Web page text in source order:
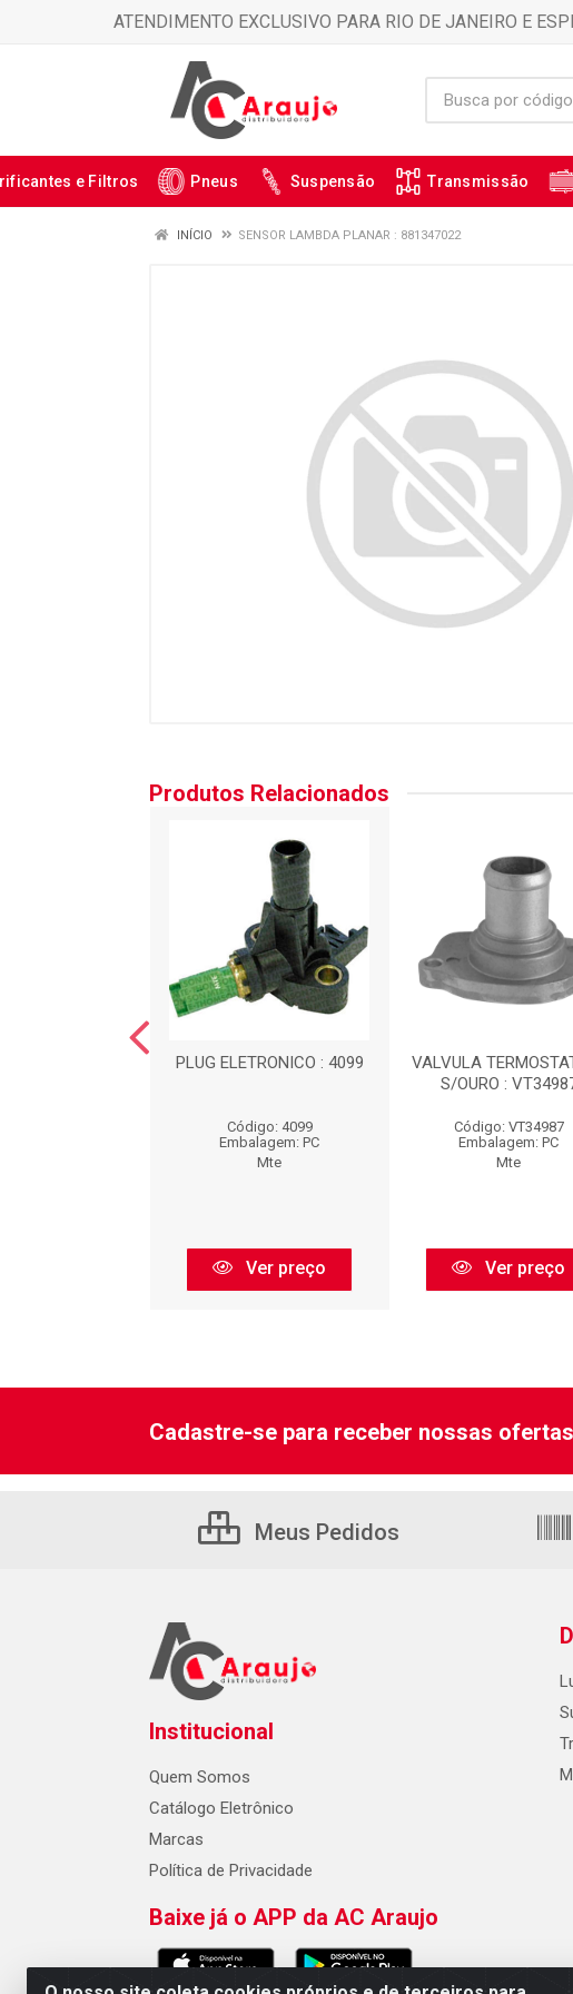
ATENDIMENTO EXCLUSIVO PARA RIO DE JANEIRO E
e Filtros Pneus Suspensão Transmissão
INÍCIO SENSOR LAMBDA PLANAR : 881347022
Produtos Relacionados
PLUG ELETRONICO : 4099
Código: 4099
Embalagem: PC
Mte
Ver preço
VALVULA
S/OURO :
Código: VT34987
Embalagem: PC
Mte
Ver preço
Cadastre-se para receber nossas
Meus Pedidos
Institucional
Quem Somos
Catálogo Eletrônico
Marcas
Política de Privacidade
Baixe já o APP da AC Araujo